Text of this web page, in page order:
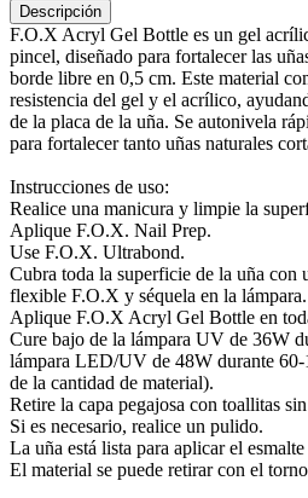
Descripción
F.O.X Acryl Gel Bottle es un gel
pincel, diseñado para fortalecer las
borde libre en 0,5 cm. Este material
resistencia del gel y el acrílico,
de la placa de la uña. Se autonivela
para fortalecer tanto uñas naturales
Instrucciones de uso:
Realice una manicura y limpie la
Aplique F.O.X. Nail Prep.
Use F.O.X. Ultrabond.
Cubra toda la superficie de la uña con
flexible F.O.X y séquela en la lámpara.
Aplique F.O.X Acryl Gel Bottle en
Cure bajo de la lámpara UV de 36W
lámpara LED/UV de 48W durante 60-
de la cantidad de material).
Retire la capa pegajosa con toallitas
Si es necesario, realice un pulido.
La uña está lista para aplicar el
El material se puede retirar con el